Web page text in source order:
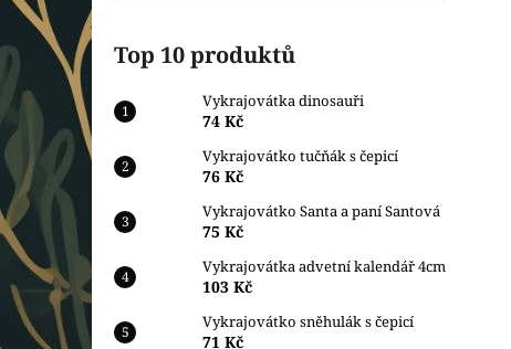
Top 10 produktů
Vykrajovátka dinosauři
74 Kč
Vykrajovátko tučňák s čepicí
76 Kč
Vykrajovátko Santa a paní Santová
75 Kč
Vykrajovátka advetní kalendář 4cm
103 Kč
Vykrajovátko sněhulák s čepicí
71 Kč